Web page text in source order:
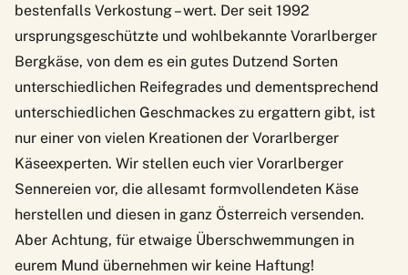
bestenfalls Verkostung – wert. Der seit 1992
ursprungsgeschützte und wohlbekannte Vorarlberger
Bergkäse, von dem es ein gutes Dutzend Sorten
unterschiedlichen Reifegrades und dementsprechend
unterschiedlichen Geschmackes zu ergattern gibt, ist
nur einer von vielen Kreationen der Vorarlberger
Käseexperten. Wir stellen euch vier Vorarlberger
Sennereien vor, die allesamt formvollendeten Käse
herstellen und diesen in ganz Österreich versenden.
Aber Achtung, für etwaige Überschwemmungen in
eurem Mund übernehmen wir keine Haftung!